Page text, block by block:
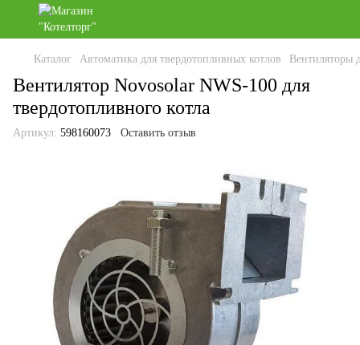
Каталог Автоматика для твердотопливных котлов Вентиляторы
Вентилятор Novosolar NWS-100 для
твердотопливного котла
Артикул: 598160073 Оставить отзыв